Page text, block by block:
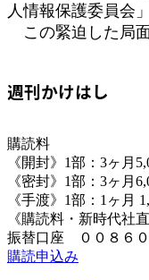
人情報保護委員会
この緊迫した
週刊かけはし
購読料
《開封》1部：3ヶ月
《密封》1部：3ヶ月
《手渡》1部：1ヶ月
《購読料・新時代社直
振替口座 ００８６
購読申込み